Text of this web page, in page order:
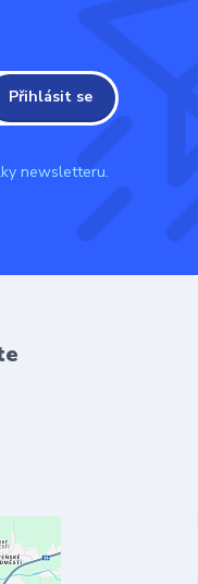
Přihlásit se
newsletteru.